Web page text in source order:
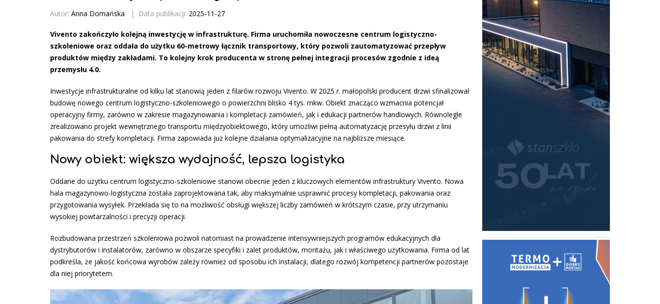
Autor: Anna Domańska | Data publikacji: 2025-11-27
Vivento zakończyło kolejną inwestycję w infrastrukturę. Firma uruchomiła nowoczesne centrum logistyczno-
szkoleniowe oraz oddała do użytku 60-metrowy łącznik transportowy, który pozwoli zautomatyzować przepływ
produktów między zakładami. To kolejny krok producenta w stronę pełnej integracji procesów zgodnie z ideą
przemysłu 4.0.
Inwestycje infrastrukturalne od kilku lat stanowią jeden z filarów rozwoju Vivento. W 2025 r. małopolski producent drzwi sfinalizował
budowę nowego centrum logistyczno-szkoleniowego o powierzchni blisko 4 tys. mkw. Obiekt znacząco wzmacnia potencjał
operacyjny firmy, zarówno w zakresie magazynowania i kompletacji zamówień, jak i edukacji partnerów handlowych. Równolegle
zrealizowano projekt wewnętrznego transportu międzyobiektowego, który umożliwi pełną automatyzację przesyłu drzwi z linii
pakowania do strefy kompletacji. Firma zapowiada już kolejne działania optymalizacyjne na najbliższe miesiące.
Nowy obiekt: większa wydajność, lepsza logistyka
Oddane do użytku centrum logistyczno-szkoleniowe stanowi obecnie jeden z kluczowych elementów infrastruktury Vivento. Nowa
hala magazynowo-logistyczna została zaprojektowana tak, aby maksymalnie usprawnić procesy kompletacji, pakowania oraz
przygotowania wysyłek. Przekłada się to na możliwość obsługi większej liczby zamówień w krótszym czasie, przy utrzymaniu
wysokiej powtarzalności i precyzji operacji.
Rozbudowana przestrzeń szkoleniowa pozwoli natomiast na prowadzenie intensywniejszych programów edukacyjnych dla
dystrybutorów i instalatorów, zarówno w obszarze specyfiki i zalet produktów, montażu, jak i właściwego użytkowania. Firma od lat
podkreśla, że jakość końcowa wyrobów zależy również od sposobu ich instalacji, dlatego rozwój kompetencji partnerów pozostaje
dla niej priorytetem.